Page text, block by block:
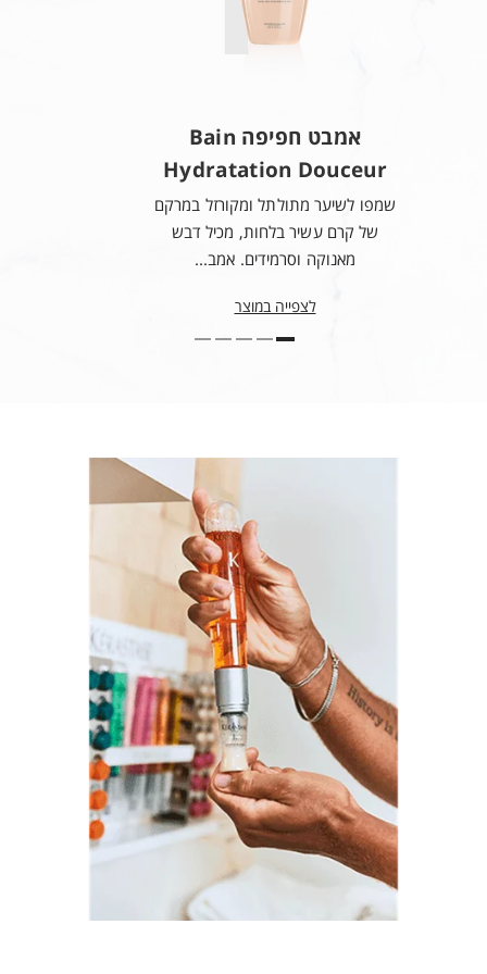
CHLORHEXIDINE DIGLUCONATE ● CETRIMONIUM CHLORIDE
● MEL EXTRACT / HONEY EXTRACT ● 2-OLEAMIDO-1,3-
אמבט חפיפה Bain
Hydratation Douceur
שמפו לשיער מתולתל ומקורזל במרקם
של קרם עשיר בלחות, מכיל דבש
מאנוקה וסרמידים. אמב...
לצפייה במוצר